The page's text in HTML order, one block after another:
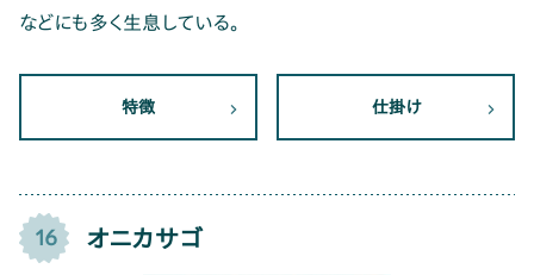
などにも多く生息している。
特徴 仕掛け
16 オニカサゴ